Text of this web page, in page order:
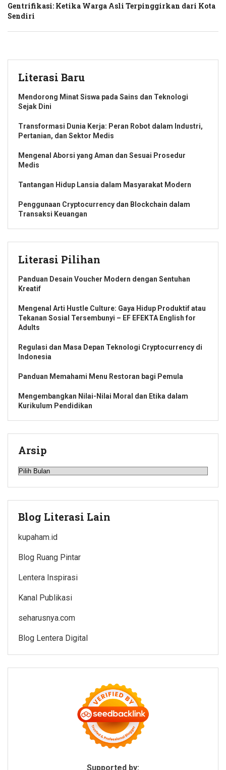
Gentrifikasi: Ketika Warga Asli Terpinggirkan dari Kota
Sendiri
Literasi Baru
Mendorong Minat Siswa pada Sains dan Teknologi
Sejak Dini
Transformasi Dunia Kerja: Peran Robot dalam Industri,
Pertanian, dan Sektor Medis
Mengenal Aborsi yang Aman dan Sesuai Prosedur
Medis
Tantangan Hidup Lansia dalam Masyarakat Modern
Penggunaan Cryptocurrency dan Blockchain dalam
Transaksi Keuangan
Literasi Pilihan
Panduan Desain Voucher Modern dengan Sentuhan
Kreatif
Mengenal Arti Hustle Culture: Gaya Hidup Produktif atau
Tekanan Sosial Tersembunyi – EF EFEKTA English for
Adults
Regulasi dan Masa Depan Teknologi Cryptocurrency di
Indonesia
Panduan Memahami Menu Restoran bagi Pemula
Mengembangkan Nilai-Nilai Moral dan Etika dalam
Kurikulum Pendidikan
Arsip
Arsip
Blog Literasi Lain
kupaham.id
Blog Ruang Pintar
Lentera Inspirasi
Kanal Publikasi
seharusnya.com
Blog Lentera Digital
Supported by: